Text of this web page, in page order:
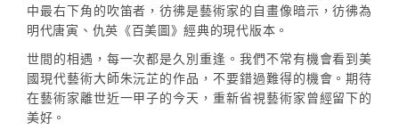
中最右下角的吹笛者，彷彿是藝術家的自畫像暗示，彷彿為
明代唐寅、仇英《百美圖》經典的現代版本。
世間的相遇，每一次都是久別重逢。我們不常有機會看到美
國現代藝術大師朱沅芷的作品，不要錯過難得的機會。期待
在藝術家離世近一甲子的今天，重新省視藝術家曾經留下的
美好。